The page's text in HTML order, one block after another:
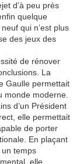
d’à peu près
quelque
qui n’est plus
des jeux des
de rénover
La
Gaulle permettait
monde moderne.
d’un Président
elle permettait
de porter
En plaçant
temps
elle